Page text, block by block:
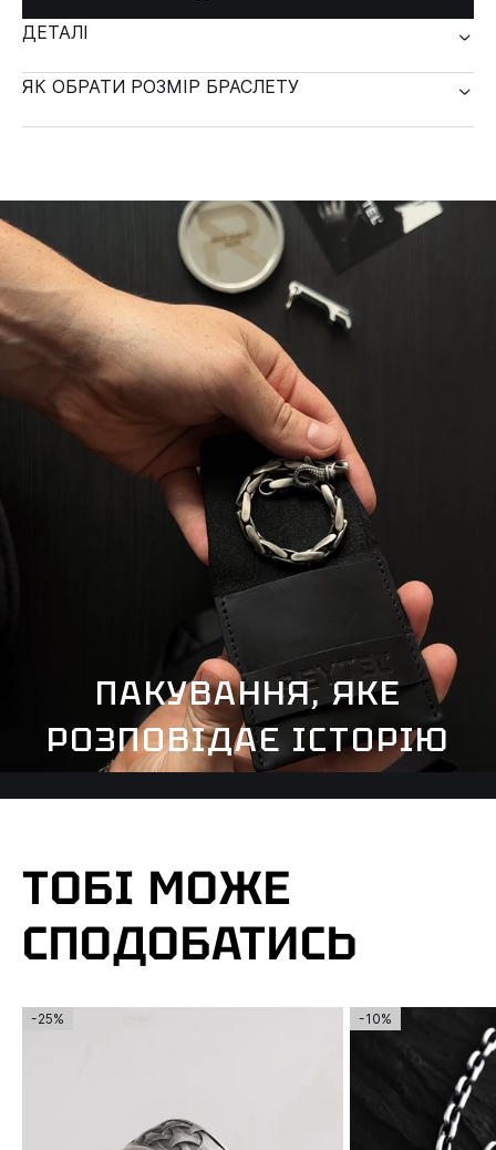
ДЕТАЛІ
ЯК ОБРАТИ РОЗМІР БРАСЛЕТУ
ПАКУВАННЯ, ЯКЕ
РОЗПОВІДАЄ ІСТОРІЮ
ТОБІ МОЖЕ
СПОДОБАТИСЬ
-25% -10%